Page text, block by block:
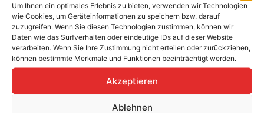
Um Ihnen ein optimales Erlebnis zu bieten, verwenden wir Technologien
wie Cookies, um Geräteinformationen zu speichern bzw. darauf
zuzugreifen. Wenn Sie diesen Technologien zustimmen, können wir
Daten wie das Surfverhalten oder eindeutige IDs auf dieser Website
verarbeiten. Wenn Sie Ihre Zustimmung nicht erteilen oder zurückziehen,
können bestimmte Merkmale und Funktionen beeinträchtigt werden.
Akzeptieren
Ablehnen
Aufladen zu Hause / am Fahrtziel
Ladeanschluss Type 2
Platzierung
Front Side
– Middle
Ladezeit (0-
>490 Km)
3 hours
Ladegeschwindigkeit
110
km/h